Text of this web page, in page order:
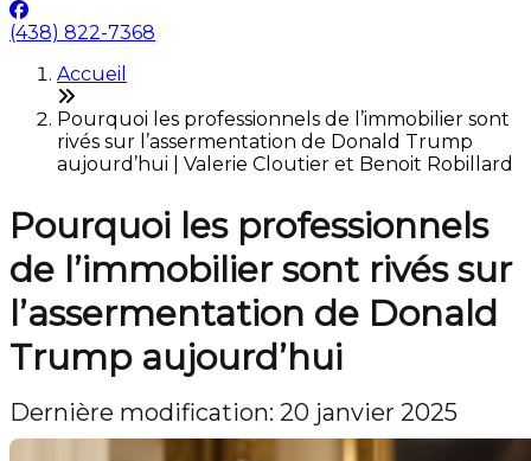
(438) 822-7368
Accueil
Pourquoi les professionnels de l’immobilier sont
rivés sur l’assermentation de Donald Trump
aujourd’hui | Valerie Cloutier et Benoit Robillard
Pourquoi les professionnels
de l’immobilier sont rivés sur
l’assermentation de Donald
Trump aujourd’hui
Dernière modification: 20 janvier 2025